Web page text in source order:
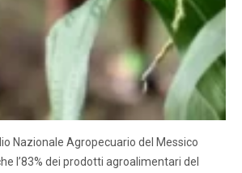
Nazionale Agropecuario del Messico
l’83% dei prodotti agroalimentari del